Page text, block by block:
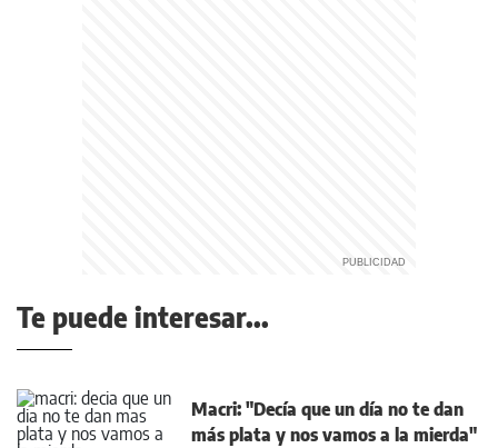
Te puede interesar...
Macri: "Decía que un día no te dan
más plata y nos vamos a la mierda"